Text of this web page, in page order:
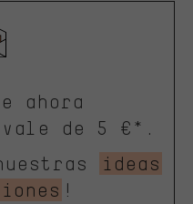
ahora
de 5 €*.
ideas
!